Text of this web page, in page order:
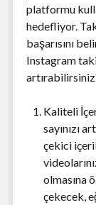
platformu
hedefliyor.
başarısını
Instagram
Kaliteli
sayınızı
çekici
olmasına
çekecek,